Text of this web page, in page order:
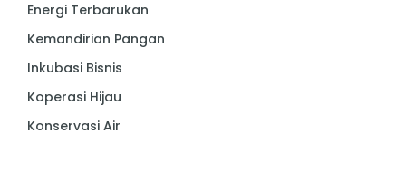
Energi Terbarukan
Kemandirian Pangan
Inkubasi Bisnis
Koperasi Hijau
Konservasi Air